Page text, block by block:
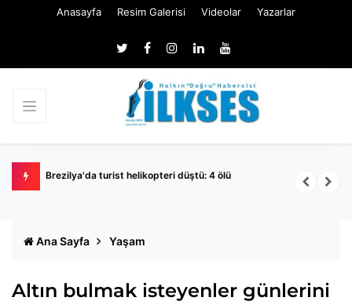
Anasayfa Resim Galerisi Videolar Yazarlar
Brezilya'da turist helikopteri düştü: 4 ölü
Ana Sayfa Yaşam
Altın bulmak isteyenler günlerini